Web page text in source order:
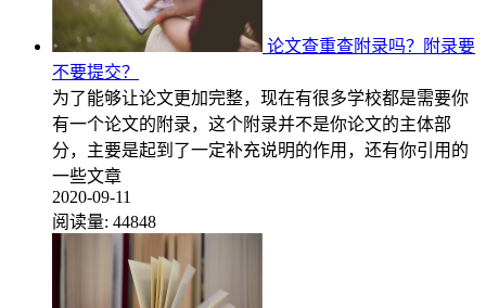
论文查重查附录吗？附录要
不要提交？
为了能够让论文更加完整，现在有很多学校都是需要你
有一个论文的附录，这个附录并不是你论文的主体部
分，主要是起到了一定补充说明的作用，还有你引用的
一些文章
2020-09-11
阅读量: 44848